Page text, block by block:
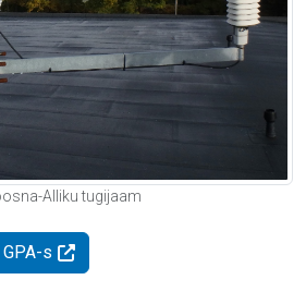
Alliku tugijaam
s